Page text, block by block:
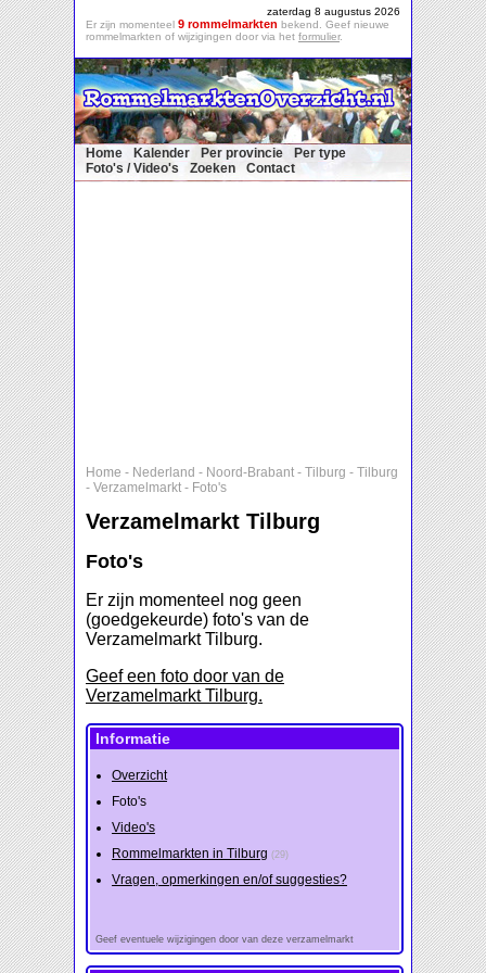
zaterdag 8 augustus 2026
Er zijn momenteel 9 rommelmarkten bekend. Geef nieuwe
rommelmarkten of wijzigingen door via het formulier.
Home Kalender Per provincie
Per type
Foto's / Video's
Zoeken Contact
Home - Nederland - Noord-Brabant - Tilburg - Tilburg
- Verzamelmarkt - Foto's
Verzamelmarkt Tilburg
Foto's
Er zijn momenteel nog geen
(goedgekeurde) foto's van de
Verzamelmarkt Tilburg.
Geef een foto door van de
Verzamelmarkt Tilburg.
Informatie
Overzicht
Foto's
Video's
Rommelmarkten in Tilburg (29)
Vragen, opmerkingen en/of suggesties?
Geef eventuele wijzigingen door van deze verzamelmarkt